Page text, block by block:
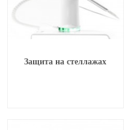
Защита на стеллажах